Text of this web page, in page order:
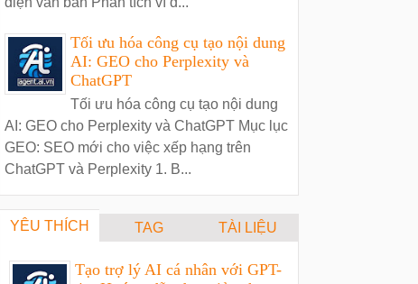
Tối ưu hóa công cụ tạo nội dung
AI: GEO cho Perplexity và
ChatGPT
Tối ưu hóa công cụ tạo nội dung
AI: GEO cho Perplexity và ChatGPT Mục lục
GEO: SEO mới cho việc xếp hạng trên
ChatGPT và Perplexity 1. B...
YÊU THÍCH TAG TÀI LIỆU
Tạo trợ lý AI cá nhân với GPT-